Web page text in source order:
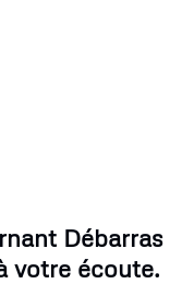
Débarras
votre écoute.